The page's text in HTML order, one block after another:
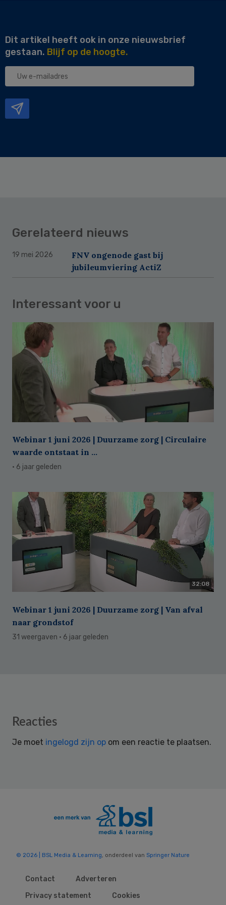
Dit artikel heeft ook in onze nieuwsbrief
gestaan. Blijf op de hoogte.
Uw
Gerelateerd nieuws
19 mei 2026
FNV ongenode gast bij
jubileumviering ActiZ
Interessant voor u
Webinar 1 juni 2026 | Duurzame zorg | Circulaire
waarde ontstaat in ...
· 6 jaar geleden
32:08
Webinar 1 juni 2026 | Duurzame zorg | Van afval
naar grondstof
31 weergaven · 6 jaar geleden
Reader
Reacties
Je moet ingelogd zijn op om een reactie te plaatsen.
© 2026 | BSL Media & Learning, onderdeel van Springer Nature
Contact
Adverteren
Privacy statement
Cookies